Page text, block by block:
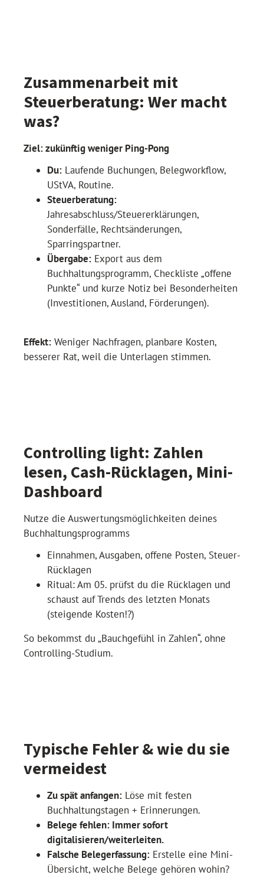
Zusammenarbeit mit
Steuerberatung: Wer macht
was?
Ziel: zukünftig weniger Ping-Pong
Du: Laufende Buchungen, Belegworkflow,
UStVA, Routine.
Steuerberatung:
Jahresabschluss/Steuererklärungen,
Sonderfälle, Rechtsänderungen,
Sparringspartner.
Übergabe: Export aus dem
Buchhaltungsprogramm, Checkliste „offene
Punkte“ und kurze Notiz bei Besonderheiten
(Investitionen, Ausland, Förderungen).
Effekt: Weniger Nachfragen, planbare Kosten,
besserer Rat, weil die Unterlagen stimmen.
Controlling light: Zahlen
lesen, Cash-Rücklagen, Mini-
Dashboard
Nutze die Auswertungsmöglichkeiten deines
Buchhaltungsprogramms
Einnahmen, Ausgaben, offene Posten, Steuer-
Rücklagen
Ritual: Am 05. prüfst du die Rücklagen und
schaust auf Trends des letzten Monats
(steigende Kosten!?)
So bekommst du „Bauchgefühl in Zahlen“, ohne
Controlling-Studium.
Typische Fehler & wie du sie
vermeidest
Zu spät anfangen: Löse mit festen
Buchhaltungstagen + Erinnerungen.
Belege fehlen: Immer sofort
digitalisieren/weiterleiten.
Falsche Belegerfassung: Erstelle eine Mini-
Übersicht, welche Belege gehören wohin?